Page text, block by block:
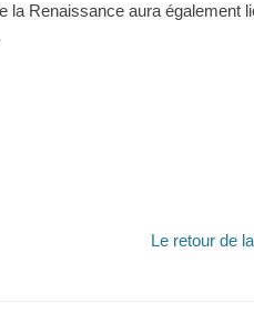
la Renaissance aura également
ArticleLe retour de